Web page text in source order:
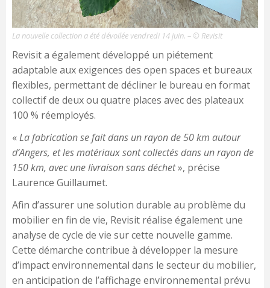
La nouvelle collection a été dévoilée vendredi 14 juin. – © Revisit
Revisit a également développé un piétement
adaptable aux exigences des open spaces et bureaux
flexibles, permettant de décliner le bureau en format
collectif de deux ou quatre places avec des plateaux
100 % réemployés.
«La fabrication se fait dans un rayon de 50 km autour
d’Angers, et les matériaux sont collectés dans un rayon de
150 km, avec une livraison sans déchet», précise
Laurence Guillaumet.
Afin d’assurer une solution durable au problème du
mobilier en fin de vie, Revisit réalise également une
analyse de cycle de vie sur cette nouvelle gamme.
Cette démarche contribue à développer la mesure
d’impact environnemental dans le secteur du mobilier,
en anticipation de l’affichage environnemental prévu